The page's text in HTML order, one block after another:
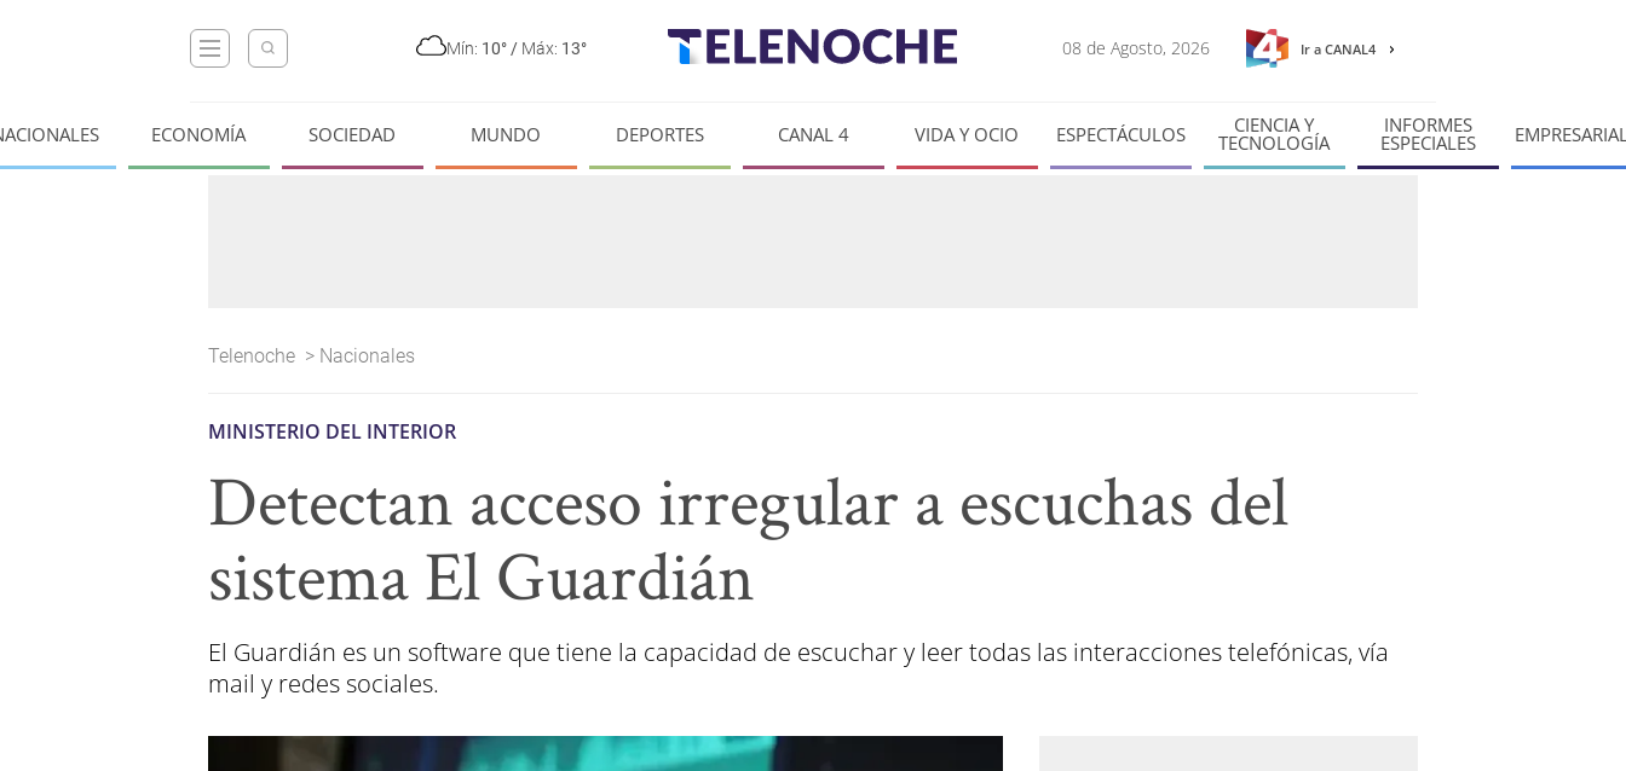
Mín: 10° / Máx: 13° 08 de Agosto, 2026 Ir a CANAL4
ECONOMÍA SOCIEDAD MUNDO DEPORTES CANAL 4 VIDA Y OCIO ESPECTÁCULOS CIENCIA Y
TECNOLOGÍA
INFORMES
ESPECIALES
Telenoche > Nacionales
MINISTERIO DEL INTERIOR
Detectan acceso irregular a escuchas del
sistema El Guardián
El Guardián es un software que tiene la capacidad de escuchar y leer todas las interacciones telefónicas, vía
mail y redes sociales.